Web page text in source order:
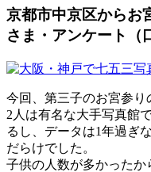
京都市中京区からお
さま・アンケート（
今回、第三子のお宮参
2人は有名な大手写真館
るし、データは1年過ぎ
だらけでした。
子供の人数が多かったか